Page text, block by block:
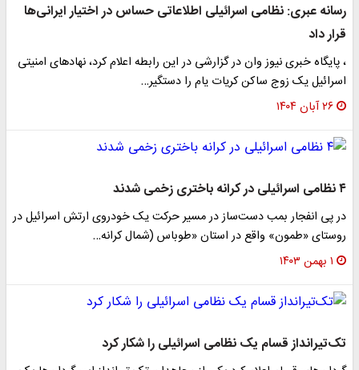
رسانه عبری: نظامی اسرائیلی اطلاعاتی حساس در اختیار ایرانی‌ها
قرار داد
، پایگاه خبری نیوز وان در گزارشی در این رابطه اعلام کرد، نهادهای امنیتی
اسرائیل یک زوج ساکن کریات یام را دستگیر…
۲۶ آبان ۱۴۰۴
۴ نظامی اسرائیلی در کرانه باختری زخمی شدند
در پی انفجار بمب دست‌ساز در مسیر حرکت یک خودروی ارتش اسرائیل در
روستای «طمون» واقع در استان «طوباس (شمال کرانه…
۱ بهمن ۱۴۰۳
تک‌تیرانداز قسام یک نظامی اسرائیلی را شکار کرد